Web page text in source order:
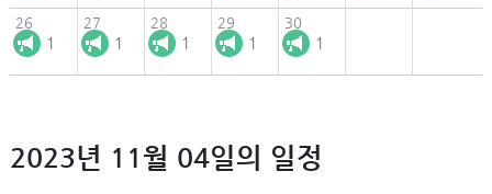
26
1
27
1
28
1
29
1
30
1
2023년 11월 04일의 일정